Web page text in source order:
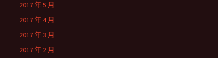
2017 年 5 月
2017 年 4 月
2017 年 3 月
2017 年 2 月